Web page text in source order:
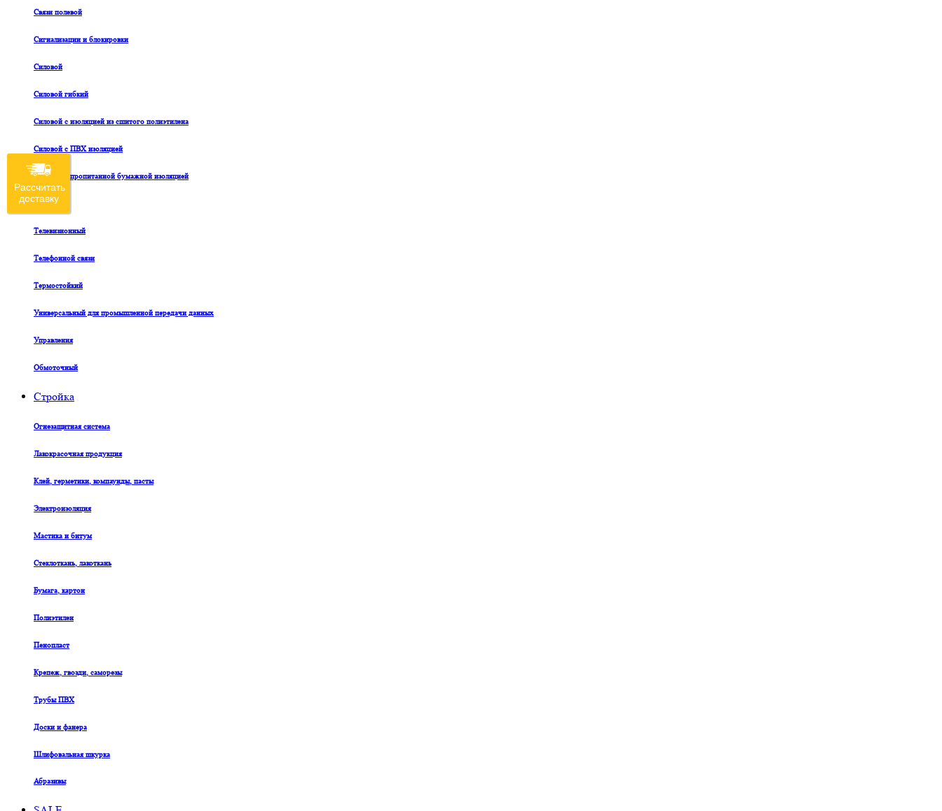
Связи полевой
Сигнализации и блокировки
Силовой
Силовой гибкий
Силовой с изоляцией из сшитого полиэтилена
Силовой с ПВХ изоляцией
Силовой с пропитанной бумажной изоляцией
Судовой
Телевизионный
Телефонной связи
Термостойкий
Универсальный для промышленной передачи данных
Управления
Обмоточный
Стройка
Огнезащитная система
Лакокрасочная продукция
Клей, герметики, компаунды, пасты
Электроизоляция
Мастика и битум
Стеклоткань, лакоткань
Бумага, картон
Полиэтилен
Пенопласт
Крепеж, гвозди, саморезы
Трубы ПВХ
Доски и фанера
Шлифовальная шкурка
Абразивы
Рассчитать
доставку